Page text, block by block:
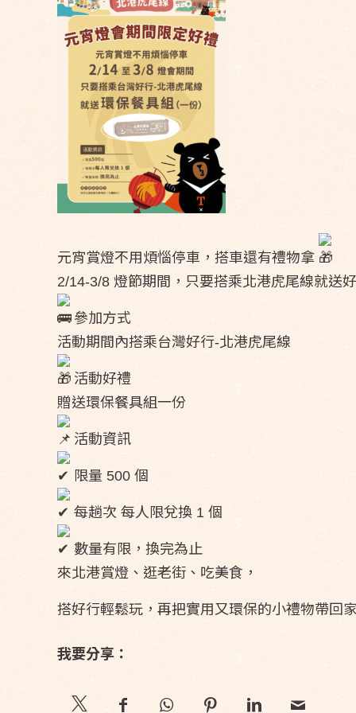
元宵賞燈不用煩惱停車，搭車還有禮物拿
2/14-3/8 燈節期間，只要搭乘北港虎尾線就送
參加方式
活動期間內搭乘台灣好行-北港虎尾線
活動好禮
贈送環保餐具組一份
活動資訊
限量 500 個
每趟次 每人限兌換 1 個
數量有限，換完為止
來北港賞燈、逛老街、吃美食，
搭好行輕鬆玩，再把實用又環保的小禮物帶回
我要分享：